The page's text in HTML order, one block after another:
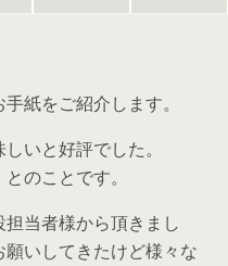
紙をご紹介します。
いと好評でした。
のことです。
当者様から頂きまし
いしてきたけど様々な